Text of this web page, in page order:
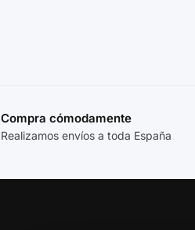
Compra cómodamente
Realizamos envíos a toda España